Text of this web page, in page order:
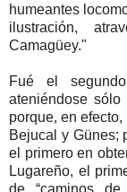
humeantes
ilustración,
Camagüey."
Fué el
ateniéndose
porque, en
Bejucal y Günes;
el primero en
Lugareño, el
de “caminos